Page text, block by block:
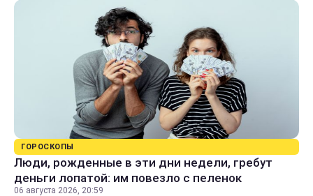
ГОРОСКОПЫ
Люди, рожденные в эти дни недели, гребут
деньги лопатой: им повезло с пеленок
06 августа 2026, 20:59